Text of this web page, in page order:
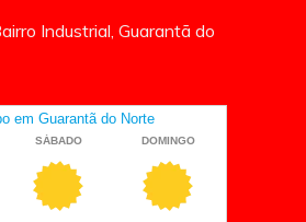
Industrial, Guarantã do